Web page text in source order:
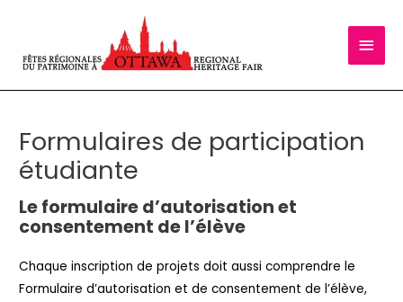
contenu
Formulaires de participation
étudiante
Le formulaire d’autorisation et
consentement de l’élève
Chaque inscription de projets doit aussi comprendre le
Formulaire d’autorisation et de consentement de l’élève,